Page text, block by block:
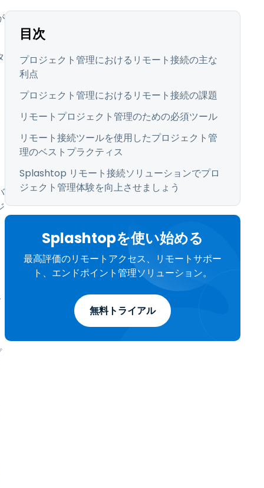
について詳しく
ภาษาไทย
目次
プロジェクト管理におけるリモート接続の主な
利点
プロジェクト管理におけるリモート接続の課題
リモートプロジェクト管理のための必須ツール
リモート接続ツールを使用したプロジェクト管
理のベストプラクティス
Splashtop リモート接続ソリューションでプロ
ジェクト管理体験を向上させましょう
Splashtopを使い始める
最高評価のリモートアクセス、リモートサポー
ト、エンドポイント管理ソリューション。
無料トライアル